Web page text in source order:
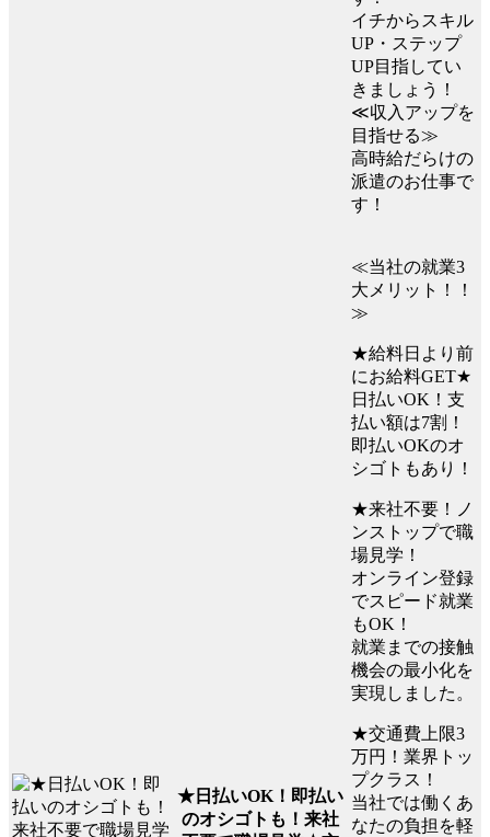
イチからスキル
UP・ステップ
UP目指してい
きましょう！
≪収入アップを
目指せる≫
高時給だらけの
派遣のお仕事で
す！
★日払いOK！即払い
のオシゴトも！来社
≪当社の就業3
大メリット！！
≫
★給料日より前
にお給料GET★
日払いOK！支
払い額は7割！
即払いOKのオ
シゴトもあり！
★来社不要！ノ
ンストップで職
場見学！
オンライン登録
でスピード就業
もOK！
就業までの接触
機会の最小化を
実現しました。
★交通費上限3
万円！業界トッ
プクラス！
当社では働くあ
なたの負担を軽